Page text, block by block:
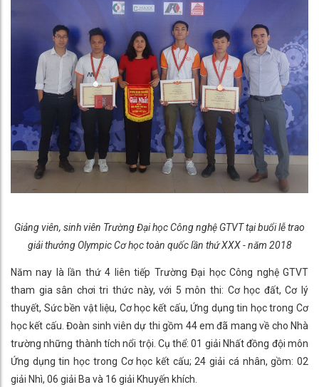
Giảng viên, sinh viên Trường Đại học Công nghệ GTVT tại buổi lễ trao
giải thưởng Olympic Cơ học toàn quốc lần thứ XXX - năm 2018
Năm nay là lần thứ 4 liên tiếp Trường Đại học Công nghệ GTVT
tham gia sân chơi tri thức này, với 5 môn thi: Cơ học đất, Cơ lý
thuyết, Sức bền vật liệu, Cơ học kết cấu, Ứng dụng tin học trong Cơ
học kết cấu. Đoàn sinh viên dự thi gồm 44 em đã mang về cho Nhà
trường những thành tích nổi trội. Cụ thể: 01 giải Nhất đồng đội môn
Ứng dụng tin học trong Cơ học kết cấu; 24 giải cá nhân, gồm: 02
giải Nhì, 06 giải Ba và 16 giải Khuyến khích.